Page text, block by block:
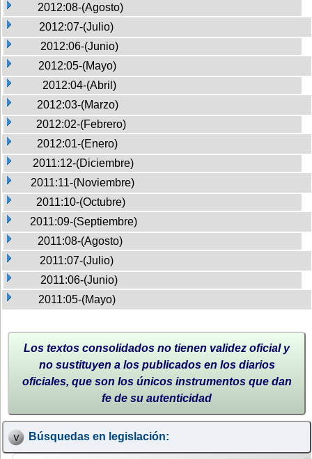
2012:08-(Agosto)
2012:07-(Julio)
2012:06-(Junio)
2012:05-(Mayo)
2012:04-(Abril)
2012:03-(Marzo)
2012:02-(Febrero)
2012:01-(Enero)
2011:12-(Diciembre)
2011:11-(Noviembre)
2011:10-(Octubre)
2011:09-(Septiembre)
2011:08-(Agosto)
2011:07-(Julio)
2011:06-(Junio)
2011:05-(Mayo)
Los textos consolidados no tienen validez oficial y
no sustituyen a los publicados en los diarios
oficiales, que son los únicos instrumentos que dan
fe de su autenticidad
Búsquedas en legislación: